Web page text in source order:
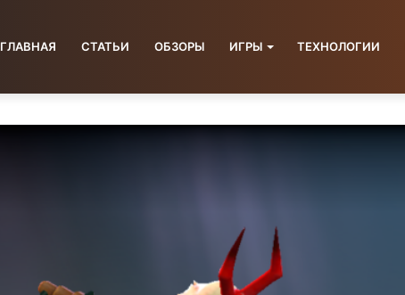
ГЛАВНАЯ СТАТЬИ ОБЗОРЫ ИГРЫ ТЕХНОЛОГИИ